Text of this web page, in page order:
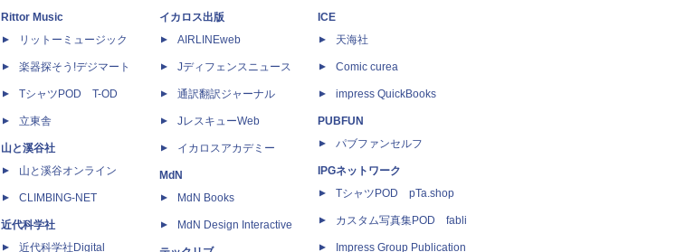
Rittor Music
リットーミュージック
楽器探そう!デジマート
TシャツPOD T-OD
立東舎
山と溪谷社
山と溪谷オンライン
CLIMBING-NET
近代科学社
近代科学社Digital
イカロス出版
AIRLINEweb
Jディフェンスニュース
通訳翻訳ジャーナル
JレスキューWeb
イカロスアカデミー
MdN
MdN Books
MdN Design Interactive
ICE
天海社
Comic curea
impress QuickBooks
PUBFUN
パブファンセルフ
IPGネットワーク
TシャツPOD pTa.shop
カスタム写真集POD fabli
Impress Group Publication